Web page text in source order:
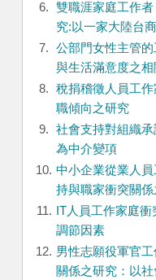
6.
雙職涯家庭工作
究:以一家大陸台
7.
公部門女性主管
與生活滿意度之
8.
稅捐稽徵人員工
職傾向之研究
9.
社會支持對組織
為中介變項
10. 中小企業從業人
持與職家衝突關
11.
IT人員工作家庭
調節因素
12. 男性志願役軍官
關係之研究：以